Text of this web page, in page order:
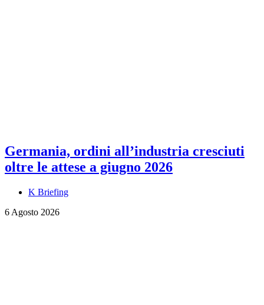
Germania, ordini all’industria cresciuti
oltre le attese a giugno 2026
K Briefing
6 Agosto 2026